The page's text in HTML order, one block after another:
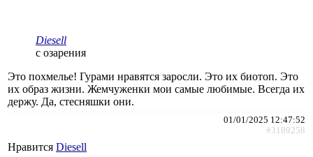
Diesell
с озарения
Это похмелье! Гурами нравятся заросли. Это их биотоп. Это
их образ жизни. Жемчуженки мои самые любимые. Всегда их
держу. Да, стесняшки они.
01/01/2025 12:47:52
#3189258
Нравится Diesell